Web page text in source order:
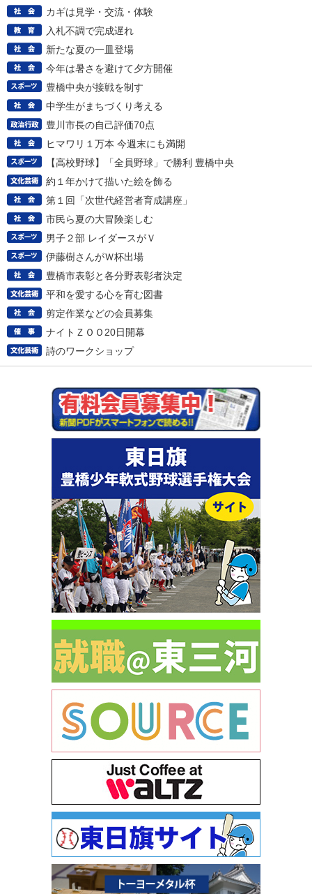
カギは見学・交流・体験
入札不調で完成遅れ
新たな夏の一皿登場
今年は暑さを避けて夕方開催
豊橋中央が接戦を制す
中学生がまちづくり考える
豊川市長の自己評価70点
ヒマワリ１万本 今週末にも満開
【高校野球】「全員野球」で勝利 豊橋中央
約１年かけて描いた絵を飾る
第１回「次世代経営者育成講座」
市民ら夏の大冒険楽しむ
男子２部 レイダースがＶ
伊藤樹さんがＷ杯出場
豊橋市表彰と各分野表彰者決定
平和を愛する心を育む図書
剪定作業などの会員募集
ナイトＺＯＯ20日開幕
詩のワークショップ